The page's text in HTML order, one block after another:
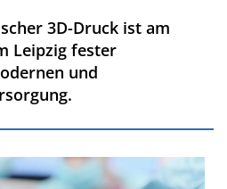
3D-Druck ist am
Leipzig fester
und